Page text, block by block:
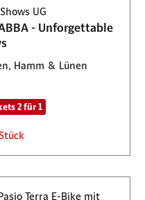
2 für 1UG
- Unforgettable
Hamm & Lünen
2 für 1